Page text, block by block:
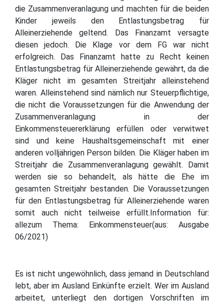
die Zusammenveranlagung und machten für die beiden
Kinder jeweils den Entlastungsbetrag für
Alleinerziehende geltend. Das Finanzamt versagte
diesen jedoch. Die Klage vor dem FG war nicht
erfolgreich. Das Finanzamt hatte zu Recht keinen
Entlastungsbetrag für Alleinerziehende gewährt, da die
Kläger nicht im gesamten Streitjahr alleinstehend
waren. Alleinstehend sind nämlich nur Steuerpflichtige,
die nicht die Voraussetzungen für die Anwendung der
Zusammenveranlagung in der
Einkommensteuererklärung erfüllen oder verwitwet
sind und keine Haushaltsgemeinschaft mit einer
anderen volljährigen Person bilden. Die Kläger haben im
Streitjahr die Zusammenveranlagung gewählt. Damit
werden sie so behandelt, als hätte die Ehe im
gesamten Streitjahr bestanden. Die Voraussetzungen
für den Entlastungsbetrag für Alleinerziehende waren
somit auch nicht teilweise erfüllt.Information für:
allezum Thema: Einkommensteuer(aus: Ausgabe
06/2021)
Es ist nicht ungewöhnlich, dass jemand in Deutschland
lebt, aber im Ausland Einkünfte erzielt. Wer im Ausland
arbeitet, unterliegt den dortigen Vorschriften im